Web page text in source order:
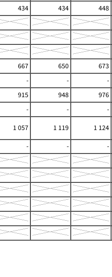
434 434
448
667 650
673
- -
-
915 948
976
- -
-
1 057 1 119
1 124
- -
-